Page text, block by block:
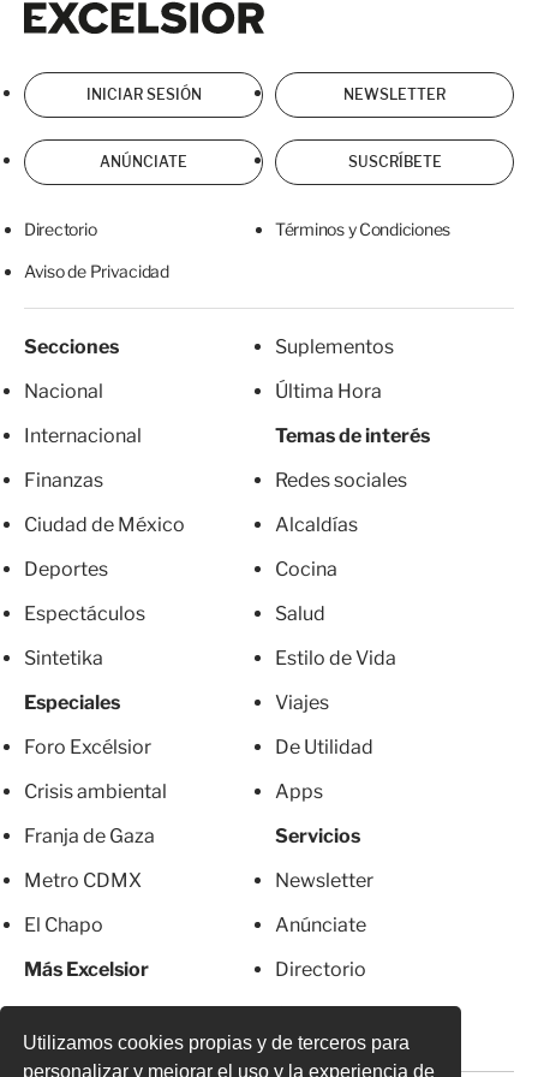
Utilizamos cookies propias y de terceros para
personalizar y mejorar el uso y la experiencia de
INICIAR SESIÓN NEWSLETTER
ANÚNCIATE SUSCRÍBETE
Directorio Términos y Condiciones
Aviso de Privacidad
Secciones
Nacional
Internacional
Finanzas
Ciudad de México
Deportes
Espectáculos
Sintetika
Especiales
Foro Excélsior
Crisis ambiental
Franja de Gaza
Metro CDMX
El Chapo
Más Excelsior
Suplementos
Última Hora
Temas de interés
Redes sociales
Alcaldías
Cocina
Salud
Estilo de Vida
Viajes
De Utilidad
Apps
Servicios
Newsletter
Anúnciate
Directorio